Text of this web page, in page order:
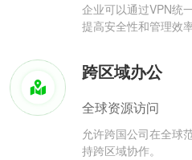
企业可以通过VPN统
提高安全性和管理效率
跨区域办公
全球资源访问
允许跨国公司在全球
持跨区域协作。